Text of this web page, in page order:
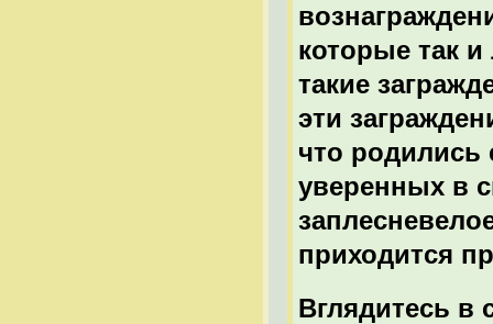
которые так
такие
эти
что родились
уверенных в
приходится
Вглядитесь в